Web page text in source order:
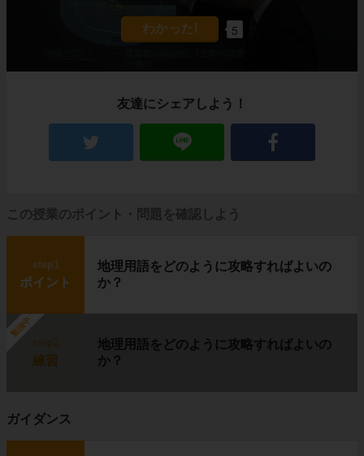
これでわかる！
そんな気候の中で暮らしているのが
ト
です。
イヌイットの生活の中心は
5
友達にシェアしよう！
この授業のポイント・問題を確認しよう
step1
ポイント
地理用語をどのように攻略すればよいの
か？
勉強中
練習
地理用語をどのように攻略すればよいの
か？
ガイダンス